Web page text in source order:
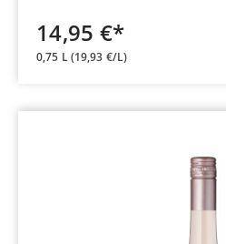
14,95 €*
0,75 L(19,93 €/L)